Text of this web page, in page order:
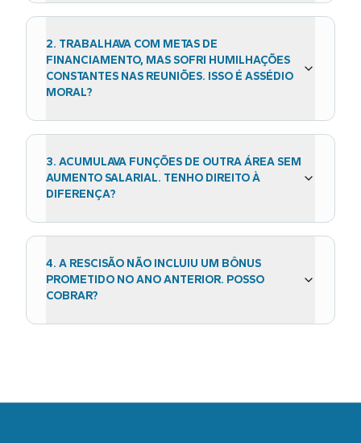
2. TRABALHAVA COM METAS DE
FINANCIAMENTO, MAS SOFRI HUMILHAÇÕES
CONSTANTES NAS REUNIÕES. ISSO É ASSÉDIO
MORAL?
3. ACUMULAVA FUNÇÕES DE OUTRA ÁREA SEM
AUMENTO SALARIAL. TENHO DIREITO À
DIFERENÇA?
4. A RESCISÃO NÃO INCLUIU UM BÔNUS
PROMETIDO NO ANO ANTERIOR. POSSO
COBRAR?